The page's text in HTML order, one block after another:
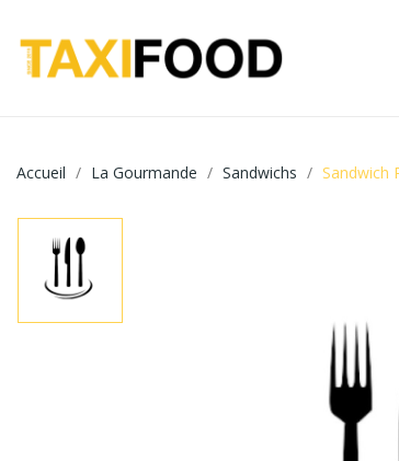
Accueil La Gourmande Sandwichs Sandwich